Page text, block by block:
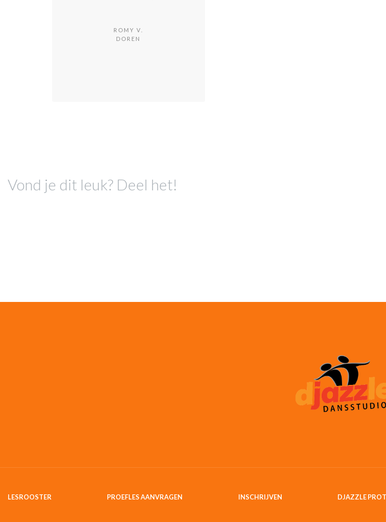
ROMY V.
DOREN
Vond je dit leuk? Deel het!
LESROOSTER PROEFLES AANVRAGEN INSCHRIJVEN DJAZZLE